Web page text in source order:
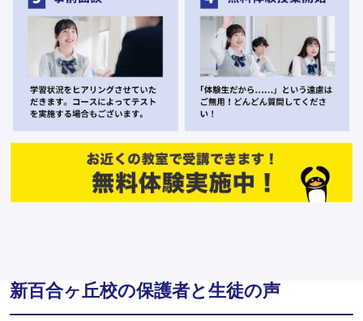
新百合ヶ丘校の保護者と生徒の声